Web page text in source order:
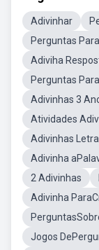
Adivinhar
Perguntas
Adiviha
Perguntas
Adivinhas 3
Atividades
Adivinhas Letra
Adivinha
2 Adivinhas
Adivinha
Jogos